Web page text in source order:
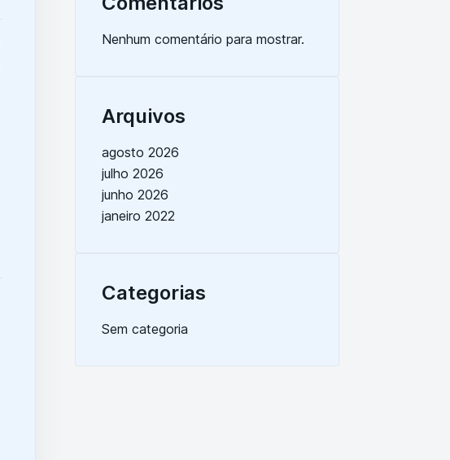
Nenhum comentário para mostrar.
Arquivos
agosto 2026
julho 2026
junho 2026
janeiro 2022
Categorias
Sem categoria